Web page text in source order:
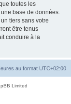
toutes les
base de données.
tiers sans votre
être tenus
conduire à la
au format UTC+02:00
Limited